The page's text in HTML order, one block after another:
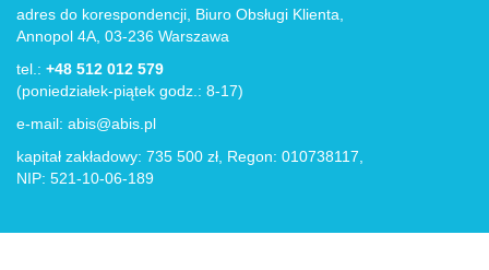
adres do korespondencji, Biuro Obsługi Klienta,
Annopol 4A, 03-236 Warszawa
tel.: +48 512 012 579
(poniedziałek-piątek godz.: 8-17)
e-mail: abis@abis.pl
kapitał zakładowy: 735 500 zł, Regon: 010738117,
NIP: 521-10-06-189